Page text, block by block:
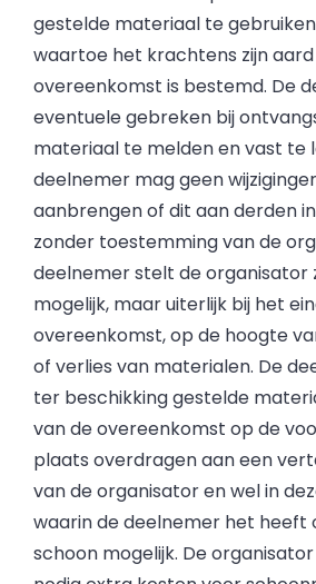
gestelde materiaal te
waartoe het krachtens zijn
overeenkomst is bestemd. De
eventuele gebreken bij
materiaal te melden en vast te
deelnemer mag geen
aanbrengen of dit aan derden
zonder toestemming van de
deelnemer stelt de organisator
mogelijk, maar uiterlijk bij het
overeenkomst, op de hoogte
of verlies van materialen. De
ter beschikking gestelde
van de overeenkomst op de
plaats overdragen aan een
van de organisator en wel in
waarin de deelnemer het heeft
schoon mogelijk. De